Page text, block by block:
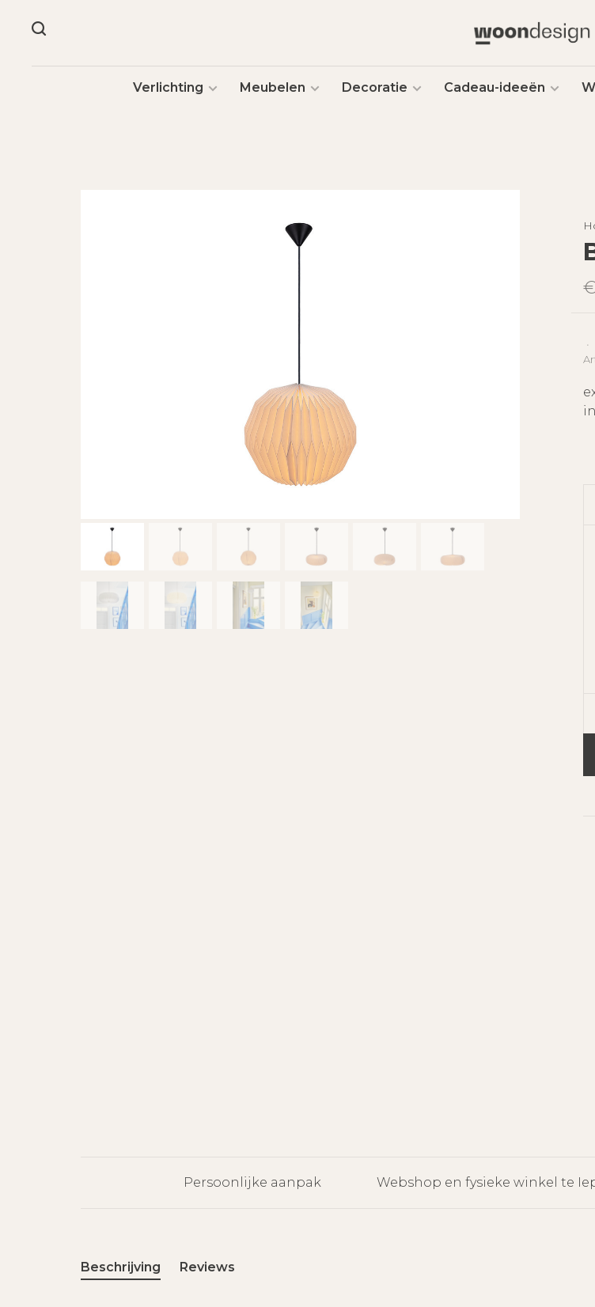
Verlichting Meubelen Decoratie Cadeau-ideeën
•
Persoonlijke aanpak Webshop en fysieke winkel te
Beschrijving Reviews